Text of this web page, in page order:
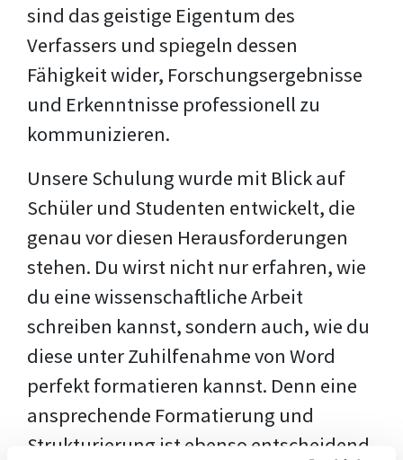
sind das geistige Eigentum des
Verfassers und spiegeln dessen
Fähigkeit wider, Forschungsergebnisse
und Erkenntnisse professionell zu
kommunizieren.
Unsere Schulung wurde mit Blick auf
Schüler und Studenten entwickelt, die
genau vor diesen Herausforderungen
stehen. Du wirst nicht nur erfahren, wie
du eine wissenschaftliche Arbeit
schreiben kannst, sondern auch, wie du
diese unter Zuhilfenahme von Word
perfekt formatieren kannst. Denn eine
ansprechende Formatierung und
Strukturierung ist ebenso entscheidend